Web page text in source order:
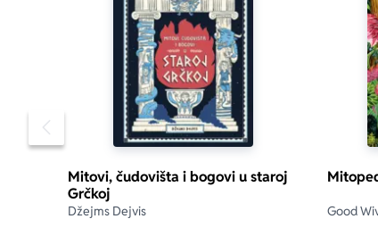
Pomeranje sadržaja slajdera u levo
Mitovi, čudovišta i bogovi u staroj
Grčkoj
Džejms Dejvis Good